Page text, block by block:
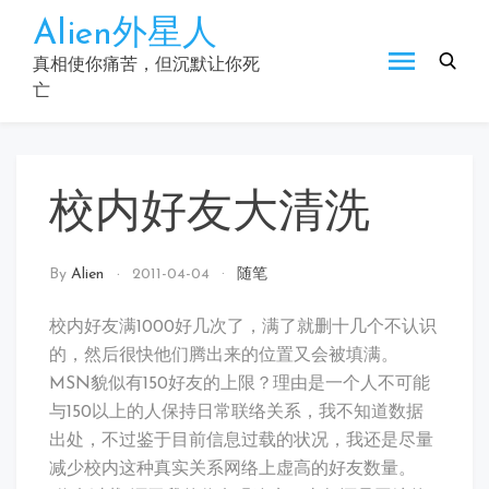
content
Alien外星人
真相使你痛苦，但沉默让你死
亡
校内好友大清洗
By Alien 2011-04-04 随笔
校内好友满1000好几次了，满了就删十几个不认识
的，然后很快他们腾出来的位置又会被填满。
MSN貌似有150好友的上限？理由是一个人不可能
与150以上的人保持日常联络关系，我不知道数据
出处，不过鉴于目前信息过载的状况，我还是尽量
减少校内这种真实关系网络上虚高的好友数量。